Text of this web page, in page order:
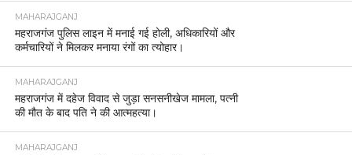
MAHARAJGANJ
महराजगंज पुलिस लाइन में मनाई गई होली, अधिकारियों और
कर्मचारियों ने मिलकर मनाया रंगों का त्योहार।
MAHARAJGANJ
महराजगंज में दहेज विवाद से जुड़ा सनसनीखेज मामला, पत्नी
की मौत के बाद पति ने की आत्महत्या।
MAHARAJGANJ